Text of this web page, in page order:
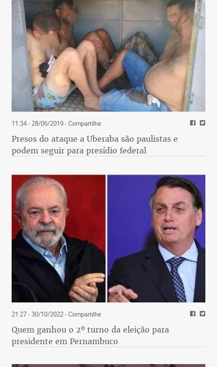
11:34 - 28/06/2019- Compartilhe
Presos do ataque a Uberaba são paulistas e
podem seguir para presídio federal
21:27 - 30/10/2022- Compartilhe
Quem ganhou o 2º turno da eleição para
presidente em Pernambuco